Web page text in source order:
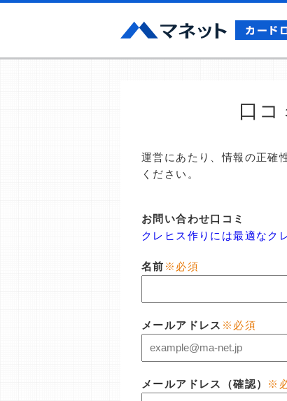
口
運営にあたり、情報の正確
ください。
お問い合わせ口コミ
クレヒス作りには最適なク
名前 ※必須
メールアドレス ※必須
メールアドレス（確認） ※